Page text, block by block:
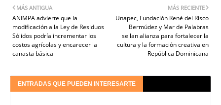
MÁS RECIENTE
Unapec, Fundación René del Risco
Bermúdez y Mar de Palabras
sellan alianza para fortalecer la
cultura y la formación creativa en
República Dominicana
MÁS ANTIGUA
ANIMPA advierte que la
modificación a la Ley de Residuos
Sólidos podría incrementar los
costos agrícolas y encarecer la
canasta básica
ENTRADAS QUE PUEDEN INTERESARTE